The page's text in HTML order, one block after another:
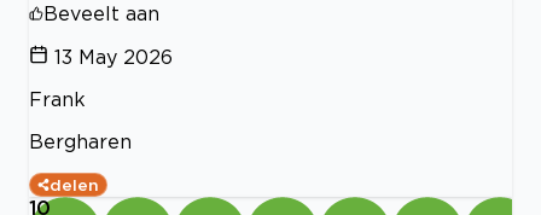
Beveelt aan
13 May 2026
Frank
Bergharen
delen
10